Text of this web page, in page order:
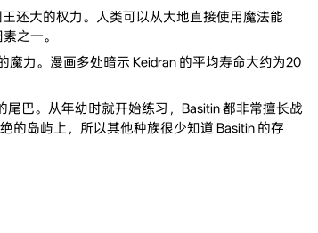
还大的权力。人类可以从大地直接使用魔法能
之一。
力。漫画多处暗示 Keidran 的平均寿命大约为20
巴。从年幼时就开始练习，Basitin 都非常擅长战
的岛屿上，所以其他种族很少知道 Basitin 的存